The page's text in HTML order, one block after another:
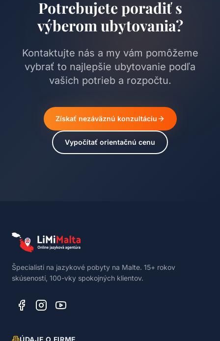
Potrebujete poradiť s
výberom ubytovania?
Kontaktujte nás a my vám pomôžeme
vybrať to najlepšie ubytovanie podľa
vašich potrieb a rozpočtu.
Získať nezáväznú konzultáciu
Vypočítať orientačnú cenu
Špecialisti na jazykové pobyty na Malte. 15+ rokov
skúseností, 100-vky spokojných klientov.
ÚDAJE O FIRME